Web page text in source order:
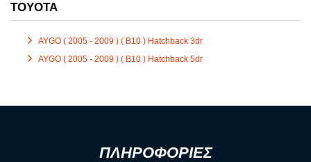
TOYOTA
AYGO ( 2005 - 2009 ) ( B10 ) Hatchback 3dr
AYGO ( 2005 - 2009 ) ( B10 ) Hatchback 5dr
ΠΛΗΡΟΦΟΡΙΕΣ